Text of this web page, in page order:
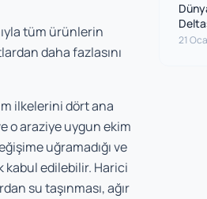
tüm ürünlerin
daha fazlasını
ilkelerini dört ana
o araziye uygun ekim
uğramadığı ve
kabul edilebilir. Harici
su taşınması, ağır
21